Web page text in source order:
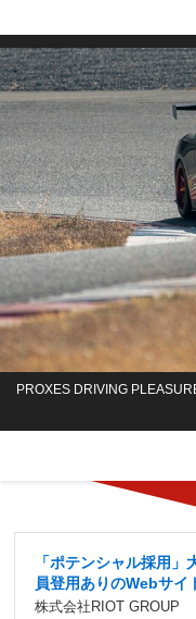
PROXES DRIVING
「ポテンシャル採用
員登用ありのWebサイ
株式会社RIOT GROUP